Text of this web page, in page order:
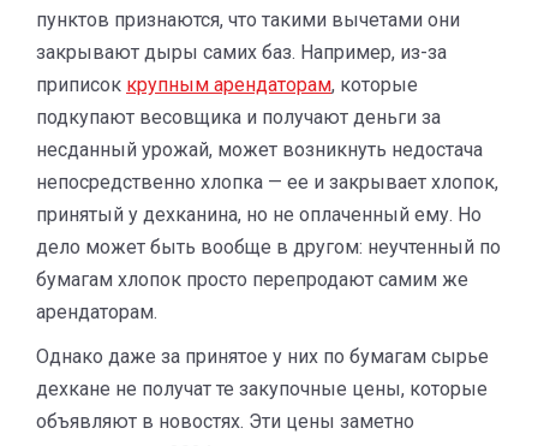
пунктов признаются, что такими вычетами они
закрывают дыры самих баз. Например, из-за
приписок крупным арендаторам, которые
подкупают весовщика и получают деньги за
несданный урожай, может возникнуть недостача
непосредственно хлопка — ее и закрывает хлопок,
принятый у дехканина, но не оплаченный ему. Но
дело может быть вообще в другом: неучтенный по
бумагам хлопок просто перепродают самим же
арендаторам.
Однако даже за принятое у них по бумагам сырье
дехкане не получат те закупочные цены, которые
объявляют в новостях. Эти цены заметно